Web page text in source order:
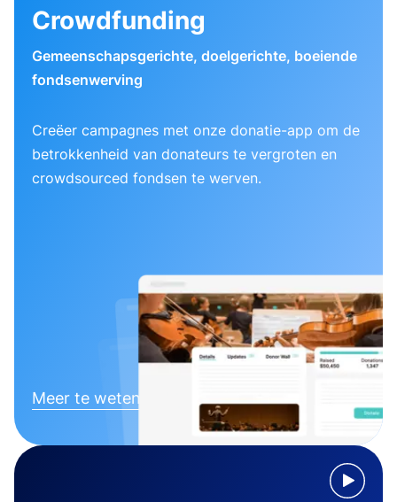
Crowdfunding
Gemeenschapsgerichte, doelgerichte, boeiende
fondsenwerving
Creëer campagnes met onze donatie-app om de
betrokkenheid van donateurs te vergroten en
crowdsourced fondsen te werven.
Meer te weten komen